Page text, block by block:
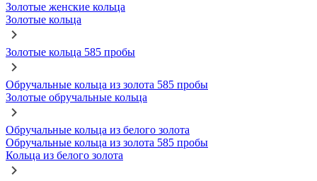
Золотые женские кольца
Золотые кольца
Золотые кольца 585 пробы
Обручальные кольца из золота 585 пробы
Золотые обручальные кольца
Обручальные кольца из белого золота
Обручальные кольца из золота 585 пробы
Кольца из белого золота